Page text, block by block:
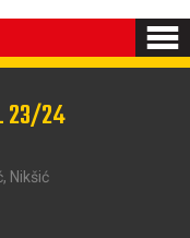
23/24
Nikšić